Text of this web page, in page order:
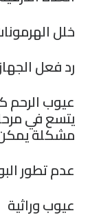
خلل
رد فعل
عيوب
يتسع في
مشكلة يمكن
عدم تطور
عيوب وراثية